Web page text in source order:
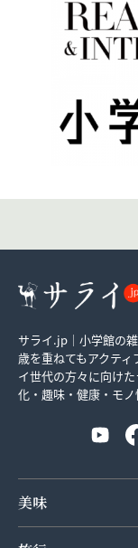
サライ.jp｜小学館の
歳を重ねてもアクテ
イ世代の方々に向け
化・趣味・健康・モノ
美味